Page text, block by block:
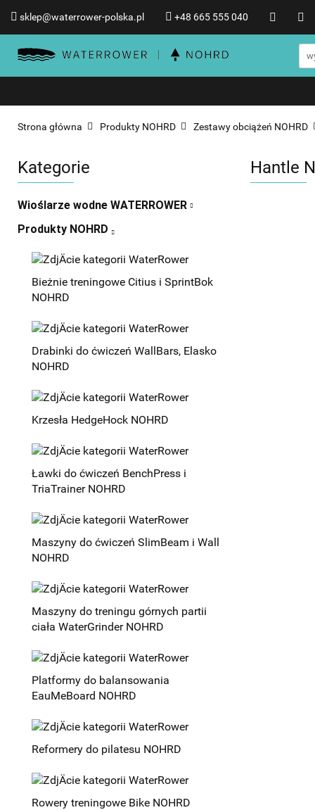
sklep@waterrower-polska.pl +48 665 555 040
Wioślarze wodne
Informacje o WATERROWER
Promocje %
Strona główna Produkty NOHRD Zestawy obciążeń NOHRD
Kategorie
Wioślarze wodne WATERROWER
Produkty NOHRD
Bieżnie treningowe Citius i SprintBok
NOHRD
Drabinki do ćwiczeń WallBars, Elasko
NOHRD
Krzesła HedgeHock NOHRD
Ławki do ćwiczeń BenchPress i
TriaTrainer NOHRD
Maszyny do ćwiczeń SlimBeam i Wall
NOHRD
Maszyny do treningu górnych partii
ciała WaterGrinder NOHRD
Platformy do balansowania
EauMeBoard NOHRD
Reformery do pilatesu NOHRD
Rowery treningowe Bike NOHRD
Hantle